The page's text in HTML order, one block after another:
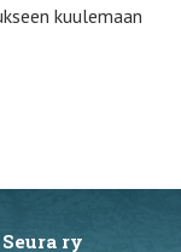
kuulemaan
ry